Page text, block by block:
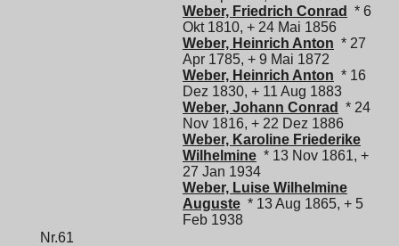
Weber, Friedrich Conrad
* 6
Okt 1810, + 24 Mai 1856
Weber, Heinrich Anton * 27
Apr 1785, + 9 Mai 1872
Weber, Heinrich Anton * 16
Dez 1830, + 11 Aug 1883
Weber, Johann Conrad
* 24
Nov 1816, + 22 Dez 1886
Weber, Karoline Friederike
Wilhelmine * 13 Nov 1861, +
27 Jan 1934
Weber, Luise Wilhelmine
Auguste * 13 Aug 1865, + 5
Feb 1938
Nr.61